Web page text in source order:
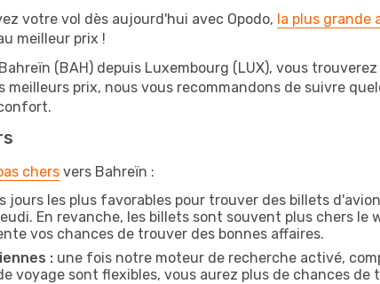
votre vol dès aujourd'hui avec Opodo, la plus grande
meilleur prix !
(BAH) depuis Luxembourg (LUX), vous
meilleurs prix, nous vous recommandons de suivre
chers vers Bahreïn :
jours les plus favorables pour trouver des billets
En revanche, les billets sont souvent plus chers le
vos chances de trouver des bonnes affaires.
: une fois notre moteur de recherche activé,
voyage sont flexibles, vous aurez plus de chances de